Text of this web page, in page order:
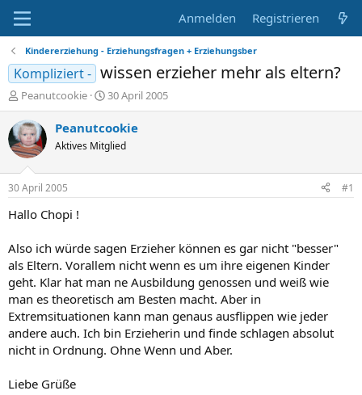
Anmelden Registrieren
Kindererziehung - Erziehungsfragen + Erziehungsber
Kompliziert - wissen erzieher mehr als eltern?
E
r
s
t
e
e
r
Peanutcookie
E
r
s
e
t
30 April 2005
Peanutcookie
Aktives Mitglied
30 April 2005 #1
Hallo Chopi !
Also ich würde sagen Erzieher können es gar nicht "besser"
als Eltern. Vorallem nicht wenn es um ihre eigenen Kinder
geht. Klar hat man ne Ausbildung genossen und weiß wie
man es theoretisch am Besten macht. Aber in
Extremsituationen kann man genaus ausflippen wie jeder
andere auch. Ich bin Erzieherin und finde schlagen absolut
nicht in Ordnung. Ohne Wenn und Aber.
Liebe Grüße